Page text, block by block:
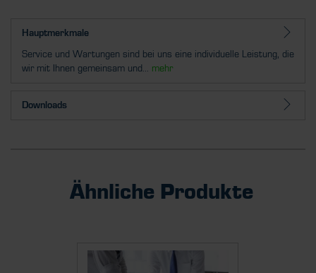
Hauptmerkmale
Service und Wartungen sind bei uns eine individuelle Leistung, die
wir mit Ihnen gemeinsam und... mehr
Downloads
Ähnliche Produkte